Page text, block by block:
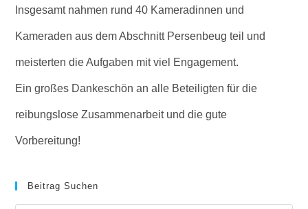
Insgesamt nahmen rund 40 Kameradinnen und
Kameraden aus dem Abschnitt Persenbeug teil und
meisterten die Aufgaben mit viel Engagement.
Ein großes Dankeschön an alle Beteiligten für die
reibungslose Zusammenarbeit und die gute
Vorbereitung!
Beitrag Suchen